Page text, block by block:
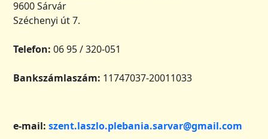
9600 Sárvár
Széchenyi út 7.
Telefon: 06 95 / 320-051
Bankszámlaszám: 11747037-20011033
e-mail: szent.laszlo.plebania.sarvar@gmail.com